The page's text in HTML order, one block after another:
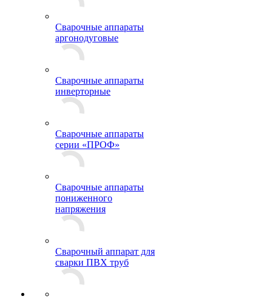
Сварочные аппараты
аргонодуговые
Сварочные аппараты
инверторные
Сварочные аппараты
серии «ПРОФ»
Сварочные аппараты
пониженного
напряжения
Сварочный аппарат для
сварки ПВХ труб